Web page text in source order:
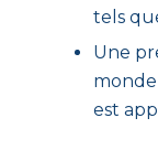
tels
Une
est